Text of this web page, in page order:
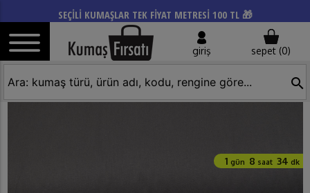
SEÇİLİ KUMAŞLAR TEK FİYAT METRESİ 100 TL 🎁
giriş sepet (0)
search
1 gün 8 saat 34 dk